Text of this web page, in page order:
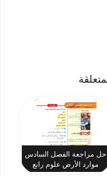
حل مراجعة الفصل السادس
موارد الأرض علوم رابع